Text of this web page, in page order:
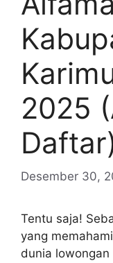
2025
Desember 30,
Tentu saja!
yang
dunia